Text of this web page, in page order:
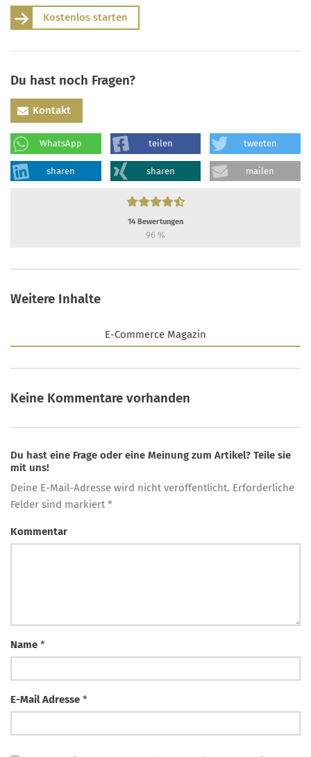
Kostenlos starten
Du hast noch Fragen?
Kontakt
WhatsApp teilen tweeten
sharen sharen mailen
14 Bewertungen
96 %
Weitere Inhalte
E-Commerce Magazin
Keine Kommentare vorhanden
Du hast eine Frage oder eine Meinung zum Artikel? Teile sie
mit uns!
Deine E-Mail-Adresse wird nicht veröffentlicht. Erforderliche
Felder sind markiert *
Kommentar
Name *
E-Mail Adresse *